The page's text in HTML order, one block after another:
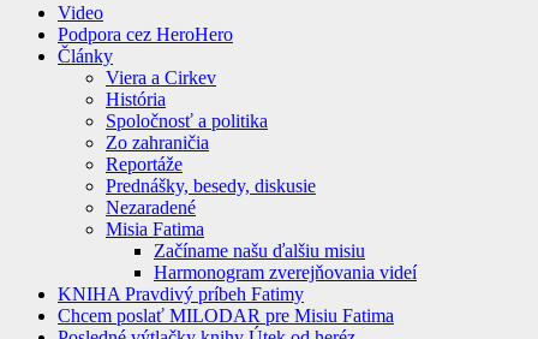
Video
Podpora cez HeroHero
Články
Viera a Cirkev
História
Spoločnosť a politika
Zo zahraničia
Reportáže
Prednášky, besedy, diskusie
Nezaradené
Misia Fatima
Začíname našu ďalšiu misiu
Harmonogram zverejňovania videí
KNIHA Pravdivý príbeh Fatimy
Chcem poslať MILODAR pre Misiu Fatima